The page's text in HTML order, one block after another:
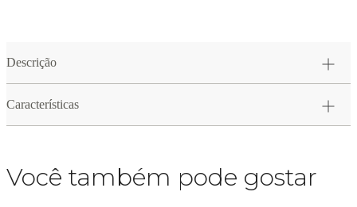
Descrição
Características
Você também pode gostar